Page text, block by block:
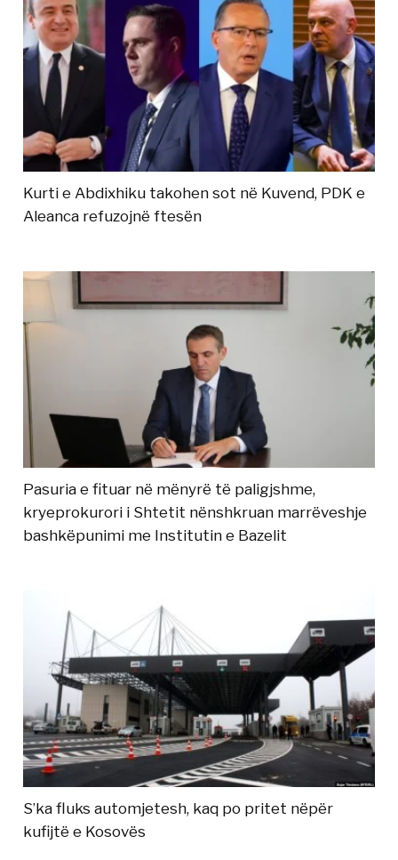
Kurti e Abdixhiku takohen sot në Kuvend, PDK e
Aleanca refuzojnë ftesën
Pasuria e fituar në mënyrë të paligjshme,
kryeprokurori i Shtetit nënshkruan marrëveshje
bashkëpunimi me Institutin e Bazelit
S’ka fluks automjetesh, kaq po pritet nëpër
kufijtë e Kosovës